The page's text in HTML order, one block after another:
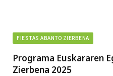
FIESTAS ABANTO ZIERBENA
Programa Euskararen
Zierbena 2025